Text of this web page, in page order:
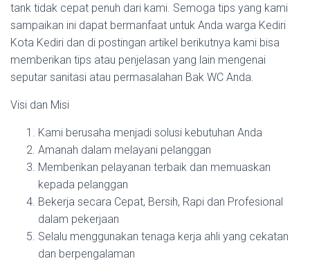
tank tidak cepat penuh dari kami. Semoga tips yang kami
sampaikan ini dapat bermanfaat untuk Anda warga Kediri
Kota Kediri dan di postingan artikel berikutnya kami bisa
memberikan tips atau penjelasan yang lain mengenai
seputar sanitasi atau permasalahan Bak WC Anda.
Visi dan Misi
Kami berusaha menjadi solusi kebutuhan Anda
Amanah dalam melayani pelanggan
Memberikan pelayanan terbaik dan memuaskan
kepada pelanggan
Bekerja secara Cepat, Bersih, Rapi dan Profesional
dalam pekerjaan
Selalu menggunakan tenaga kerja ahli yang cekatan
dan berpengalaman